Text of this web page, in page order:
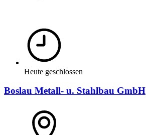
Heute geschlossen
Boslau Metall- u. Stahlbau GmbH